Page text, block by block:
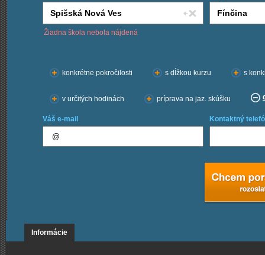
Žiadna škola nebola nájdená
konkrétne pokročilosti
s dĺžkou kurzu s
v určitých hodinách príprava na jaz. skúšku
Váš e-mail Kontaktný
Informácie